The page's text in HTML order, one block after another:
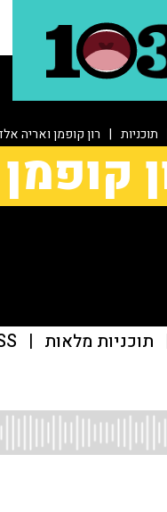
תוכניות | רון קופמן ואריה
תוכניות מלאות |